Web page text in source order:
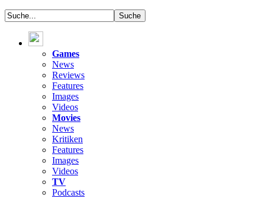
Games
News
Reviews
Features
Images
Videos
Movies
News
Kritiken
Features
Images
Videos
TV
Podcasts